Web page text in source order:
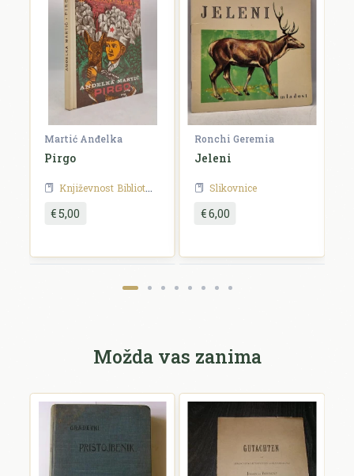
E-mail se ne prikazuje javno.
Ocjena *
Komentar *
Martić Anđelka
Pirgo
Književnost Biblioteka Vjeverica
€ 5,00
Ronchi Geremia
Jeleni
Slikovnice
€ 6,00
Možda vas zanima